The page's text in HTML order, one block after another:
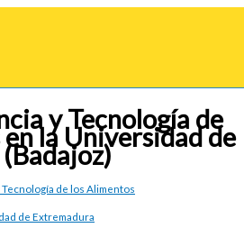
y Tecnología de
la Universidad de
Tecnología de los Alimentos
de Extremadura